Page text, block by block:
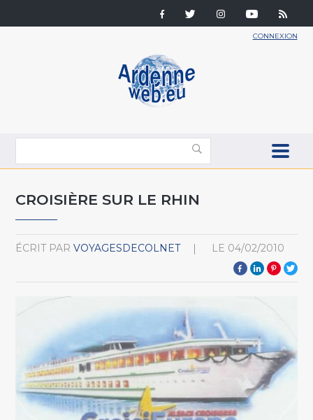
CONNEXION
CROISIÈRE SUR LE RHIN
ÉCRIT PAR VOYAGESDECOLNET LE 04/02/2010